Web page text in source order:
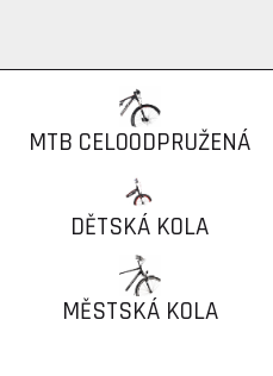
MTB CELOODPRUŽENÁ
DĚTSKÁ KOLA
MĚSTSKÁ KOLA